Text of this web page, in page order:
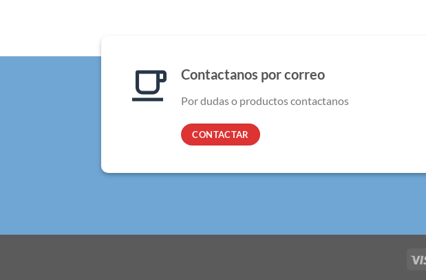
Contactanos por correo
Por dudas o productos contactanos
CONTACTAR